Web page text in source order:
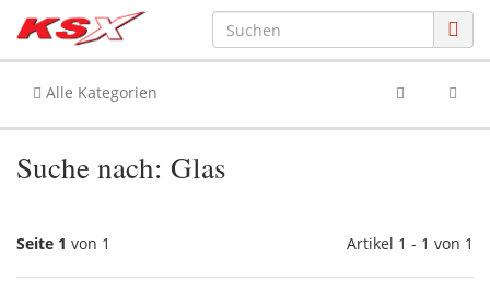
Alle Kategorien
Suche nach: Glas
Seite 1 von 1 Artikel 1 - 1 von 1